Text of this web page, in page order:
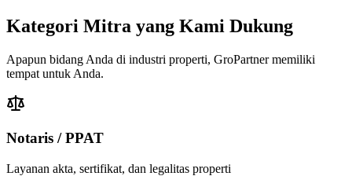
Kategori Mitra yang Kami Dukung
Apapun bidang Anda di industri properti, GroPartner memiliki
tempat untuk Anda.
Notaris / PPAT
Layanan akta, sertifikat, dan legalitas properti